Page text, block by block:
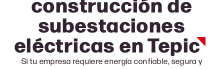
subestaciones
eléctricasen Tepic
Si tu empresa requiere energía confiable, segura y